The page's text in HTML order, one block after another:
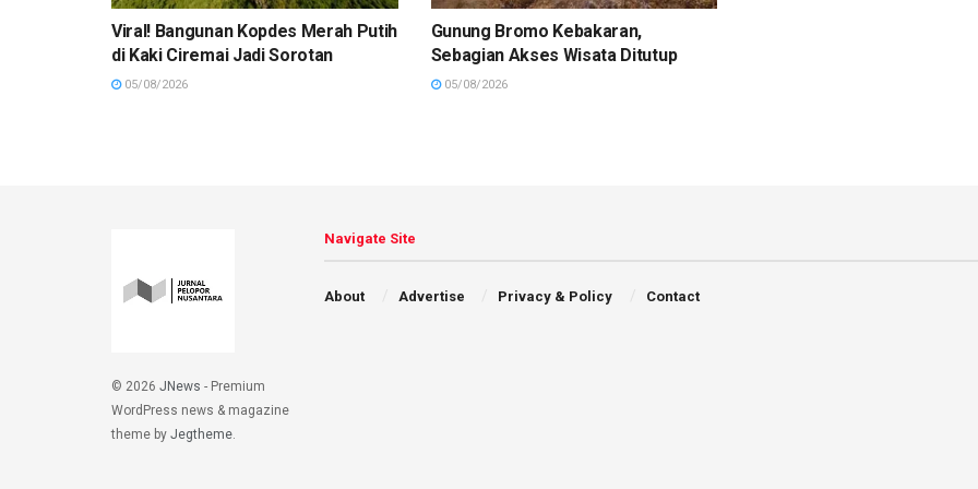
Viral! Bangunan Kopdes Merah Putih
di Kaki Ciremai Jadi Sorotan
05/08/2026
Gunung Bromo Kebakaran,
Sebagian Akses Wisata Ditutup
05/08/2026
© 2026 JNews - Premium
WordPress news & magazine
theme by Jegtheme
Navigate Site
About Advertise Privacy & Policy Contact